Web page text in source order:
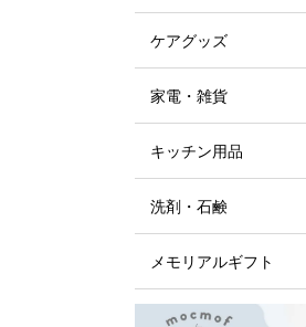
ケアグッズ
家電・雑貨
キッチン用品
洗剤・石鹸
メモリアルギフト